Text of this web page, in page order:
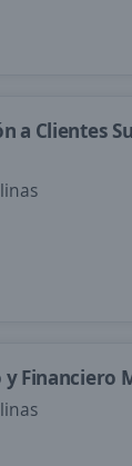
a Clientes
Financiero